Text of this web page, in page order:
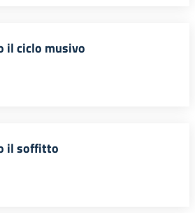
il ciclo musivo
il soffitto